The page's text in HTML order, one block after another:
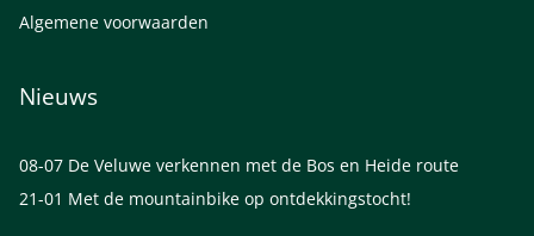
Algemene voorwaarden
Nieuws
08-07 De Veluwe verkennen met de Bos en Heide route
21-01 Met de mountainbike op ontdekkingstocht!